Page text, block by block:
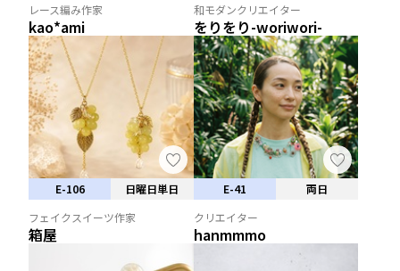
レース編み作家
kao*ami
和モダンクリエイター
をりをり-woriwori-
E-106
日曜日単日
フェイクスイーツ作家
箱屋
E-41
両日
クリエイター
hanmmmo